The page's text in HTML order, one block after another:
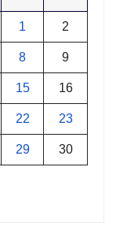
1 2
8 9
15 16
22 23
29 30